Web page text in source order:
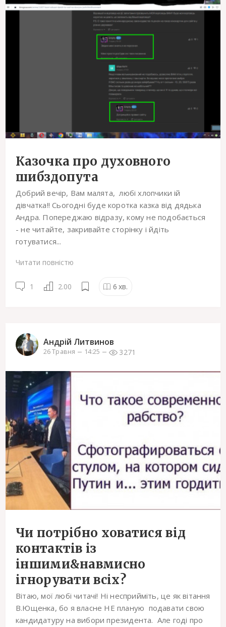
Казочка про духовного
шибздопута
Добрий вечір, Вам малята, любі хлопчики ій
дівчатка!! Сьогодні буде коротка казка від дядька
Андра. Попереджаю відразу, кому не подобається
- не читайте, закривайте сторінку і йдіть
готуватися...
Читати повністю
1 2.00 6 хв.
Андрій Литвинов
26 Травня 14:25 3271
Чи потрібно ховатися від
контактів із
іншими&навмисно
ігнорувати всіх?
Вітаю, мої любі читачі! Ні несприйміть, це як вітання
В.Ющенка, бо я власне НЕ планую подавати свою
кандидатуру на вибори президента. Але годі про